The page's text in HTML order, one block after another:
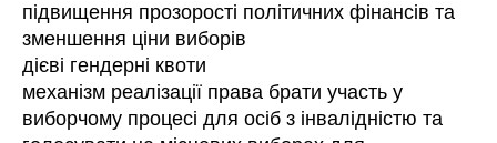
підвищення прозорості політичних фінансів та
зменшення ціни виборів
дієві гендерні квоти
механізм реалізації права брати участь у
виборчому процесі для осіб з інвалідністю та